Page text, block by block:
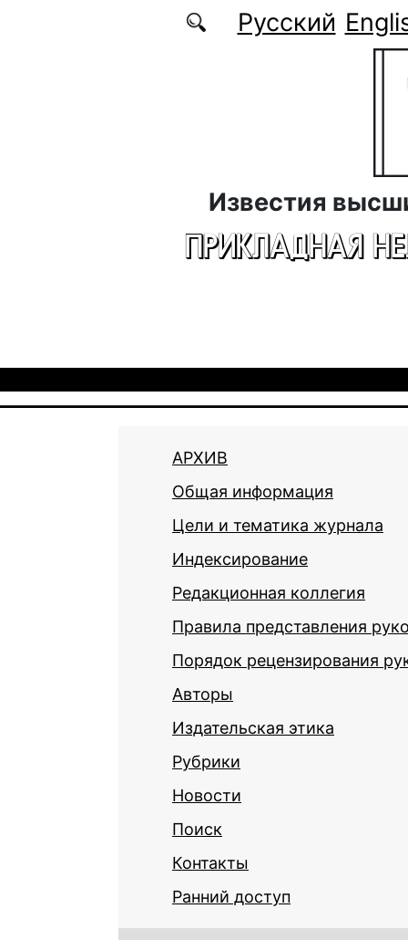
Перейти к основному содержаниюРусский
Известия
ПРИКЛАДНАЯ
АРХИВ
Общая информация
Цели и тематика журнала
Индексирование
Редакционная коллегия
Правила представления
Порядок рецензирования
Авторы
Издательская этика
Рубрики
Новости
Поиск
Контакты
Ранний доступ